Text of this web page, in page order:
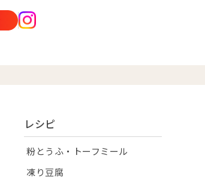
レシピ
粉とうふ・トーフミール
凍り豆腐